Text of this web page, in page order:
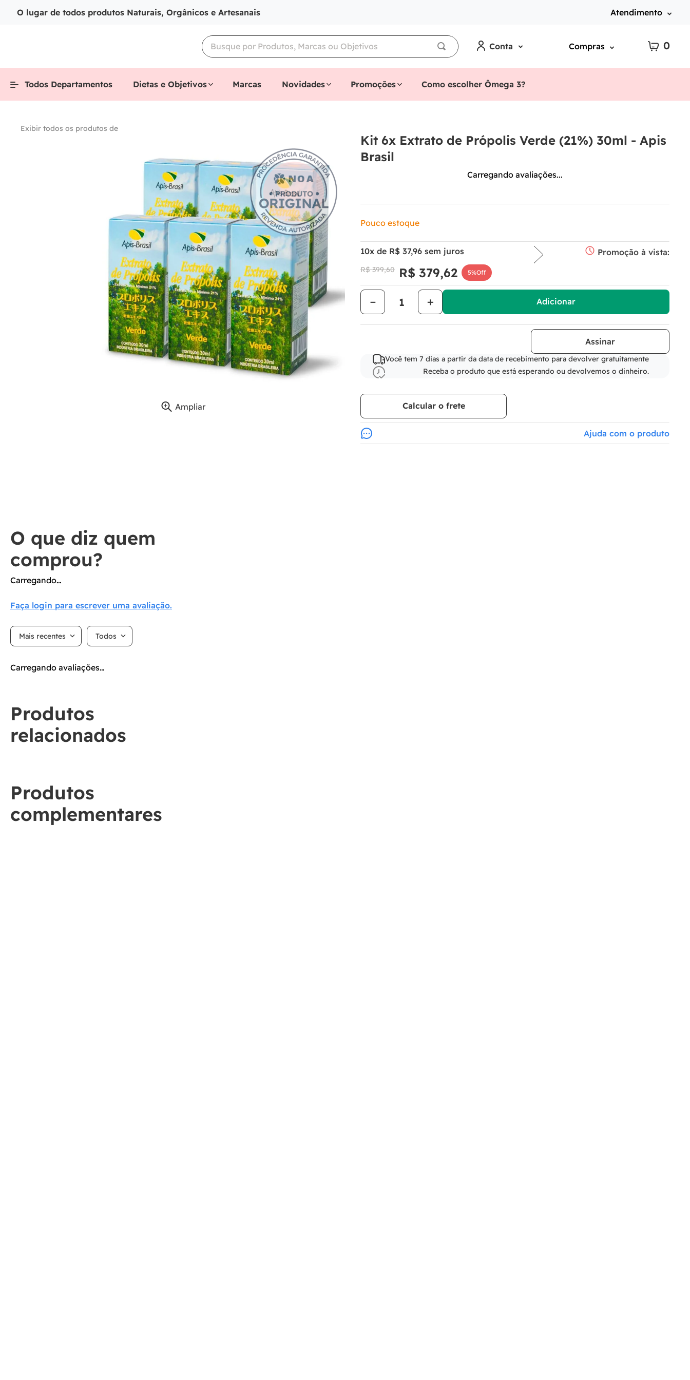
O lugar de todos produtos Naturais, Orgânicos e Artesanais Atendimento
Conta Compras 0
Todos Departamentos Dietas e Objetivos Marcas Novidades Promoções Como escolher Ômega 3?
Exibir todos os produtos de
Ampliar
Kit 6x Extrato de Própolis Verde (21%) 30ml - Apis
Brasil
Carregando avaliações...
Pouco estoque
10x de R$ 37,96 sem juros
R$ 399,60 R$ 379,62 5%Off
Promoção à vista:
＋
－ Adicionar
Você tem 7 dias a partir da data de recebimento para devolver gratuitamente
Receba o produto que está esperando ou devolvemos o dinheiro.
Calcular o frete
Ajuda com o produto
Carregando…
Faça login para escrever uma avaliação.
Mais recentes Todos
Carregando avaliações…
Produtos
relacionados
Produtos
complementares